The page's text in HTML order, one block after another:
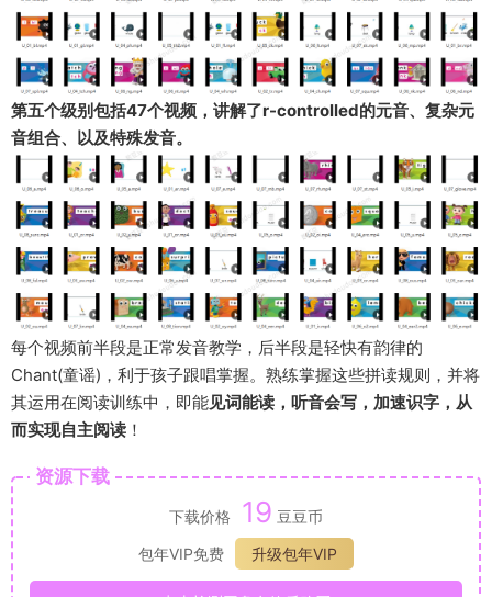
第五个级别包括47个视频，讲解了r-controlled的元音、复杂元
音组合、以及特殊发音。
每个视频前半段是正常发音教学，后半段是轻快有韵律的
Chant(童谣)，利于孩子跟唱掌握。熟练掌握这些拼读规则，并将
其运用在阅读训练中，即能见词能读，听音会写，加速识字，从
而实现自主阅读 ！
资源下载
下载价格 19 豆豆币
包年VIP免费
升级包年VIP